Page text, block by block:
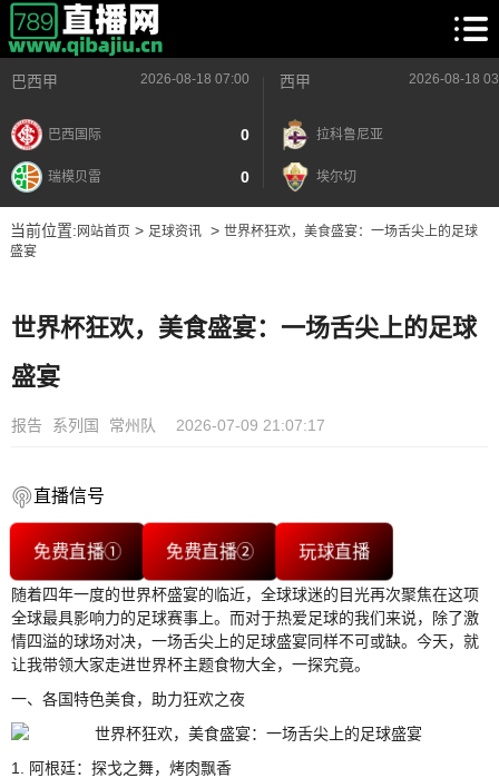
巴西甲 2026-08-18 07:00
巴西国际 0
瑞模贝雷 0
西甲 2026-08-18
拉科鲁尼亚
埃尔切
当前位置: 网站首页> 足球资讯> 世界杯狂欢，美食盛宴：一场舌尖上的足球
盛宴
世界杯狂欢，美食盛宴：一场舌尖上的足球
盛宴
报告 系列国 常州队 2026-07-09 21:07:17
直播信号
免费直播① 免费直播② 玩球直播
随着四年一度的世界杯盛宴的临近，全球球迷的目光再次聚焦在这项
全球最具影响力的足球赛事上。而对于热爱足球的我们来说，除了激
情四溢的球场对决，一场舌尖上的足球盛宴同样不可或缺。今天，就
让我带领大家走进世界杯主题食物大全，一探究竟。
一、各国特色美食，助力狂欢之夜
1. 阿根廷：探戈之舞，烤肉飘香